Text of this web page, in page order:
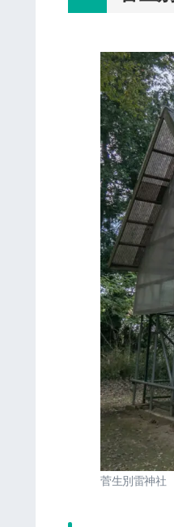
菅生別雷神社